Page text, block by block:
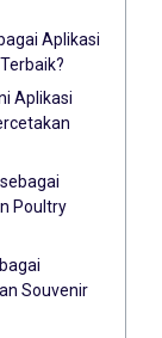
Aplikasi
Aplikasi
Poultry
Souvenir